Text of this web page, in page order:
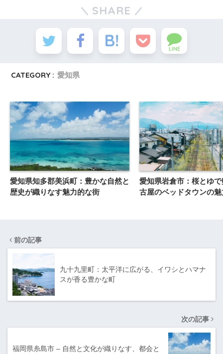
SHARE
LINE
CATEGORY : 愛知県
愛知県知多郡美浜町：豊かな自然と
歴史が織りなす魅力的な街
愛知県岩倉市：桜とゆ
古屋のベッドタウンの
前の記事
九十九里町：太平洋に広がる、イワシとハマナ
スが香る豊かな町
次の記事
福岡県糸島市 – 自然と文化が織りなす、都会と